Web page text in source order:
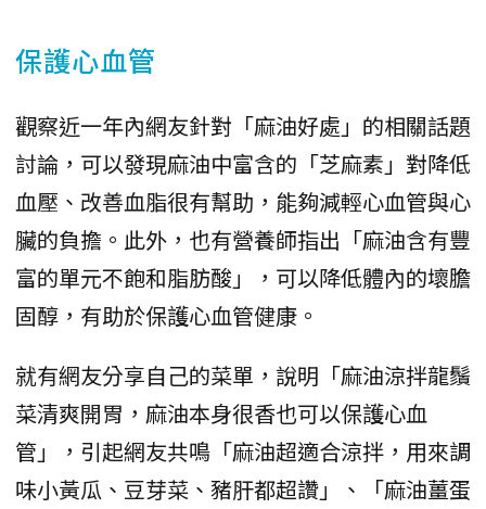
保護心血管
觀察近一年內網友針對「麻油好處」的相關話題
討論，可以發現麻油中富含的「芝麻素」對降低
血壓、改善血脂很有幫助，能夠減輕心血管與心
臟的負擔。此外，也有營養師指出「麻油含有豐
富的單元不飽和脂肪酸」，可以降低體內的壞膽
固醇，有助於保護心血管健康。
就有網友分享自己的菜單，說明「麻油涼拌龍鬚
菜清爽開胃，麻油本身很香也可以保護心血
管」，引起網友共鳴「麻油超適合涼拌，用來調
味小黃瓜、豆芽菜、豬肝都超讚」、「麻油薑蛋